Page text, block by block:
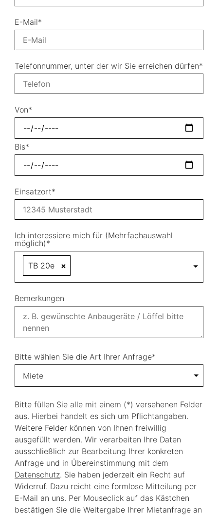
E-Mail*
Telefonnummer, unter der wir Sie erreichen dürfen*
Von*
Bis*
Einsatzort*
Ich interessiere mich für (Mehrfachauswahl
möglich)*
×
TB 20e
Bemerkungen
Bitte wählen Sie die Art Ihrer Anfrage*
Miete
Bitte füllen Sie alle mit einem (*) versehenen Felder
aus. Hierbei handelt es sich um Pflichtangaben.
Weitere Felder können von Ihnen freiwillig
ausgefüllt werden. Wir verarbeiten Ihre Daten
ausschließlich zur Bearbeitung Ihrer konkreten
Anfrage und in Übereinstimmung mit dem
Datenschutz. Sie haben jederzeit ein Recht auf
Widerruf. Dazu reicht eine formlose Mitteilung per
E-Mail an uns. Per Mouseclick auf das Kästchen
bestätigen Sie die Weitergabe Ihrer Mietanfrage an